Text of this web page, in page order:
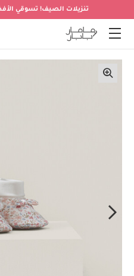
تنزيلات الصيف! تسوقي